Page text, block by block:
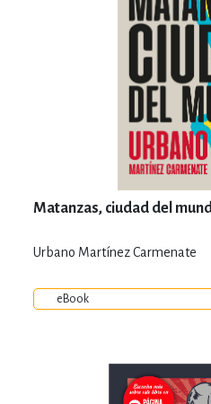
Matanzas, ciudad del
Urbano Martínez Carmenate
eBook